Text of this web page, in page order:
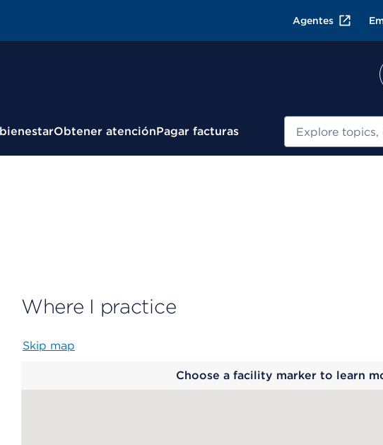
Agentes
Obtener atenciónPagar facturas Buscar
Where I practice
Skip map
Choose a facility marker to learn